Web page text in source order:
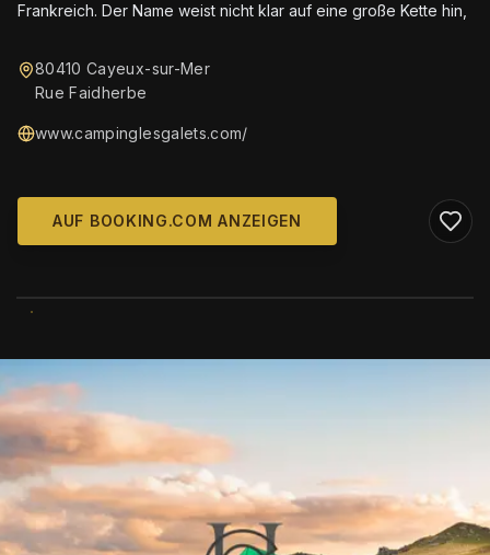
Frankreich. Der Name weist nicht klar auf eine große Kette hin,
80410 Cayeux-sur-Mer
Rue Faidherbe
www.campinglesgalets.com/
AUF BOOKING.COM ANZEIGEN